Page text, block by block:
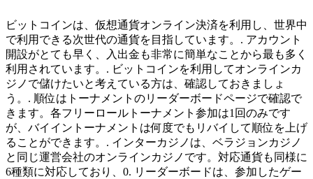
ビットコインは、仮想通貨オンライン決済を利用し、世界中
で利用できる次世代の通貨を目指しています。. アカウント
開設がとても早く、入出金も非常に簡単なことから最も多く
利用されています。. ビットコインを利用してオンラインカ
ジノで儲けたいと考えている方は、確認しておきましょ
う。. 順位はトーナメントのリーダーボードページで確認で
きます。各フリーロールトーナメント参加は1回のみです
が、バイイントーナメントは何度でもリバイして順位を上げ
ることができます。. インターカジノは、ベラジョンカジノ
と同じ運営会社のオンラインカジノです。対応通貨も同様に
6種類に対応しており、0. リーダーボードは、参加したゲー